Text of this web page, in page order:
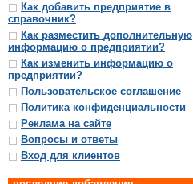
Как добавить предприятие в
справочник?
Как разместить дополнительную
информацию о предприятии?
Как изменить информацию о
предприятии?
Пользовательское соглашение
Политика конфиденциальности
Реклама на сайте
Вопросы и ответы
Вход для клиентов